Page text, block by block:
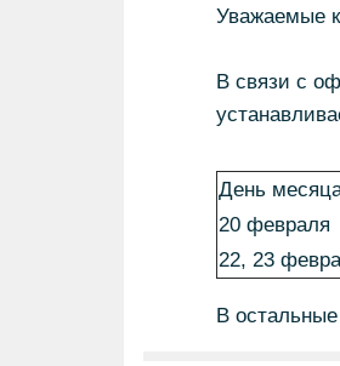
Уважаемые
В связи с
День
20 февраля
22, 23
В